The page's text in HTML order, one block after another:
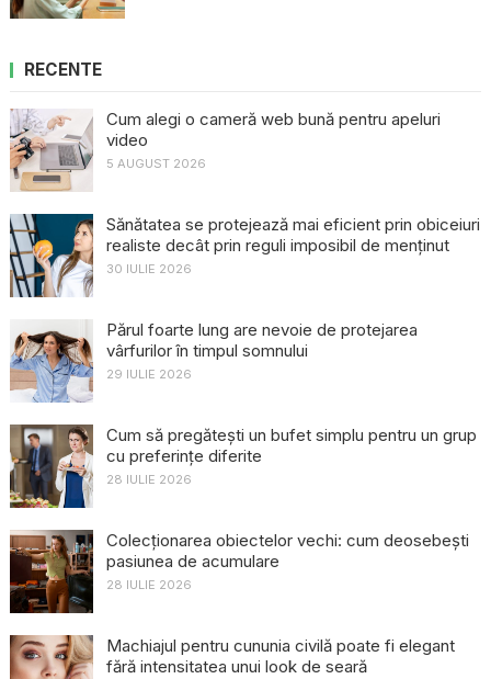
RECENTE
Cum alegi o cameră web bună pentru apeluri
video
5 AUGUST 2026
Sănătatea se protejează mai eficient prin obiceiuri
realiste decât prin reguli imposibil de menținut
30 IULIE 2026
Părul foarte lung are nevoie de protejarea
vârfurilor în timpul somnului
29 IULIE 2026
Cum să pregătești un bufet simplu pentru un grup
cu preferințe diferite
28 IULIE 2026
Colecționarea obiectelor vechi: cum deosebești
pasiunea de acumulare
28 IULIE 2026
Machiajul pentru cununia civilă poate fi elegant
fără intensitatea unui look de seară